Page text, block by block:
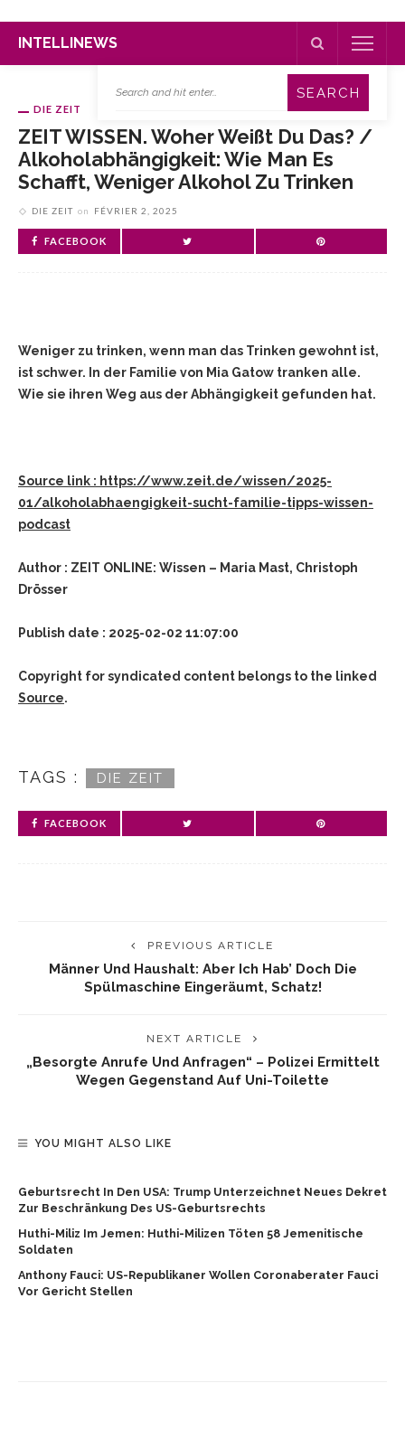
INTELLINEWS
DIE ZEIT
ZEIT WISSEN. Woher Weißt Du Das? /
Alkoholabhängigkeit: Wie Man Es
Schafft, Weniger Alkohol Zu Trinken
DIE ZEIT on FÉVRIER 2, 2025
FACEBOOK
Weniger zu trinken, wenn man das Trinken gewohnt ist,
ist schwer. In der Familie von Mia Gatow tranken alle.
Wie sie ihren Weg aus der Abhängigkeit gefunden hat.
Source link : https://www.zeit.de/wissen/2025-
01/alkoholabhaengigkeit-sucht-familie-tipps-wissen-
podcast
Author : ZEIT ONLINE: Wissen – Maria Mast, Christoph
Drösser
Publish date : 2025-02-02 11:07:00
Copyright for syndicated content belongs to the linked
Source.
TAGS : DIE ZEIT
FACEBOOK
PREVIOUS ARTICLE
Männer Und Haushalt: Aber Ich Hab’ Doch Die
Spülmaschine Eingeräumt, Schatz!
NEXT ARTICLE
„Besorgte Anrufe Und Anfragen“ – Polizei Ermittelt
Wegen Gegenstand Auf Uni-Toilette
YOU MIGHT ALSO LIKE
Geburtsrecht In Den USA: Trump Unterzeichnet Neues Dekret
Zur Beschränkung Des US-Geburtsrechts
Huthi-Miliz Im Jemen: Huthi-Milizen Töten 58 Jemenitische
Soldaten
Anthony Fauci: US-Republikaner Wollen Coronaberater Fauci
Vor Gericht Stellen